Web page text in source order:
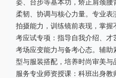
姿、台步等基本功，矫正肩颈
柔韧、协调与核心力量。专业
拍摄能力，训练镜前表现，掌
考应试专项：指导自我介绍、
考场应变能力与备考心态。辅
型与服装搭配，培养时尚审美
服务专业师资授课：科班出身